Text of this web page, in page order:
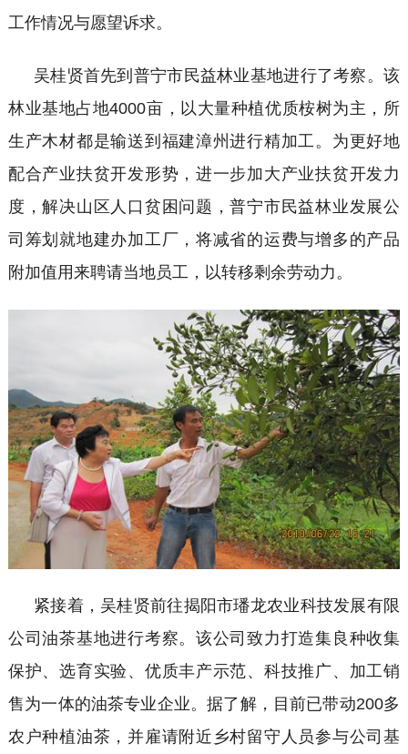
工作情况与愿望诉求。
吴桂贤首先到普宁市民益林业基地进行了考察。该
林业基地占地4000亩，以大量种植优质桉树为主，所
生产木材都是输送到福建漳州进行精加工。为更好地
配合产业扶贫开发形势，进一步加大产业扶贫开发力
度，解决山区人口贫困问题，普宁市民益林业发展公
司筹划就地建办加工厂，将减省的运费与增多的产品
附加值用来聘请当地员工，以转移剩余劳动力。
紧接着，吴桂贤前往揭阳市璠龙农业科技发展有限
公司油茶基地进行考察。该公司致力打造集良种收集
保护、选育实验、优质丰产示范、科技推广、加工销
售为一体的油茶专业企业。据了解，目前已带动200多
农户种植油茶，并雇请附近乡村留守人员参与公司基